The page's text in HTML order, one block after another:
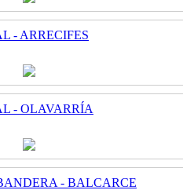
- ARRECIFES
- OLAVARRÍA
- BALCARCE